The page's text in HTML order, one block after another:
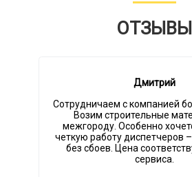
ОТЗЫВЫ
Дмитрий
Сотрудничаем с компанией
Возим строительные
межгороду. Особенно
четкую работу диспетчеров
без сбоев. Цена
сервиса.